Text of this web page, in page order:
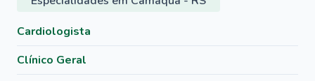
Cardiologista
Clínico Geral